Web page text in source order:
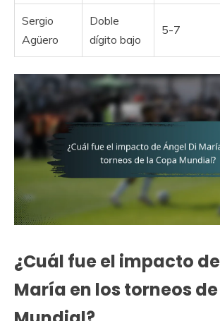
Sergio
Agüero
Doble
dígito bajo
5-7
¿Cuál fue el impacto
María en los torneos